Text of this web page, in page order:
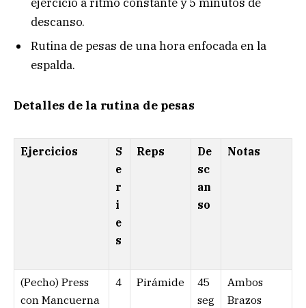
descanso.
Rutina de pesas de una hora enfocada en la
espalda.
Detalles de la rutina de pesas
Ejercicios
S
e
r
i
e
s
Reps
De
sc
an
so
Notas
(Pecho) Press
con Mancuerna
4 Pirámide
45
seg
Ambos
Brazos